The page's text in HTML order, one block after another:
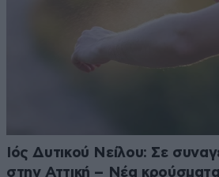
Ιός Δυτικού Νείλου: Σε
στην Αττική – Νέα